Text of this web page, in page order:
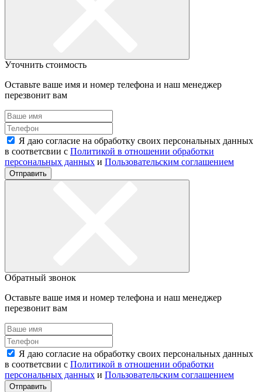
Уточнить стоимость
Оставьте ваше имя и номер телефона и наш менеджер
перезвонит вам
Я даю согласие на обработку своих персональных данных
в соответсвии с Политикой в отношении обработки
персональных данных и Пользовательским соглашением
Отправить
Обратный звонок
Оставьте ваше имя и номер телефона и наш менеджер
перезвонит вам
Я даю согласие на обработку своих персональных данных
в соответсвии с Политикой в отношении обработки
персональных данных и Пользовательским соглашением
Отправить